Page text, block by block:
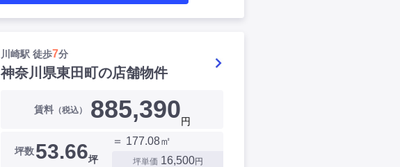
川崎駅 徒歩7分
神奈川県東田町の店舗物件
賃料（税込） 885,390円
坪数53.66坪
＝ 177.08㎡
坪単価 16,500円